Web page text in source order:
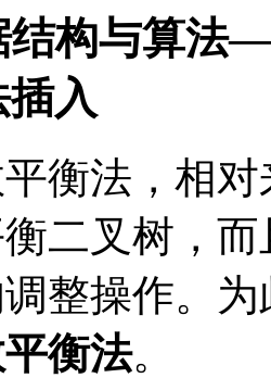
结构与算法
入
法，相对
二叉树，
整操作。
衡法。